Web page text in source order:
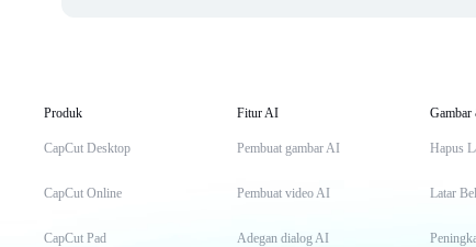
Produk
CapCut Desktop
CapCut Online
CapCut Pad
Fitur AI
Pembuat gambar AI
Pembuat video AI
Adegan dialog AI
Hapus
Latar